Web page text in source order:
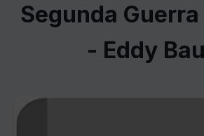
Segunda
- Eddy